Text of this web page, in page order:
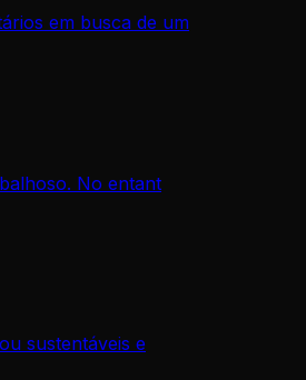
em busca de um
No entant
sustentáveis e